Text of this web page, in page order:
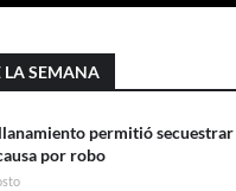
LA SEMANA
permitió secuestrar
por robo